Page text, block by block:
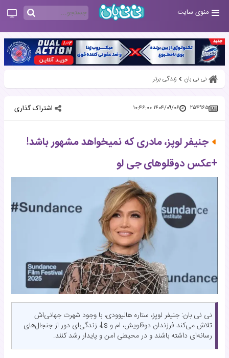
منوی سایت
نی نی بان زندگی برتر
۲۵۴۹۶۵ ۱۴۰۴/۰۹/۰۶ ۱۰:۴۶:۰۰ اشتراک گذاری
جنیفر لوپز، مادری که نمیخواهد مشهور باشد!
+عکس دوقلوهای جی لو
نی نی بان: جنیفر لوپز، ستاره هالیوودی، با وجود شهرت جهانی‌اش
تلاش می‌کند فرزندان دوقلویش، ام و l;s، زندگی‌ای دور از جنجال‌های
رسانه‌ای داشته باشند و در محیطی امن و پایدار رشد کنند.